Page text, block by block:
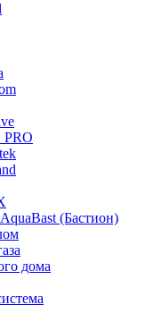
(Бастион)
дома